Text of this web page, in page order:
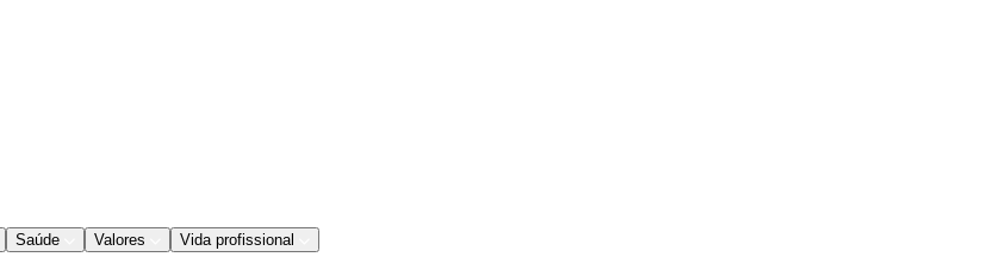
Saúde Valores Vida profissional